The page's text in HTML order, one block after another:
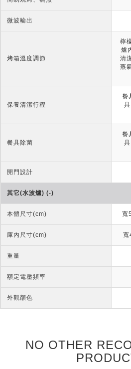
微波輸出
烤箱溫度調節
檸
爐
清
蒸
保養清潔行程
餐
餐具除菌
餐
開門設計
其它(水波爐) (-)
本體尺寸(cm) 寬
庫內尺寸(cm) 寬
重量
額定電壓頻率
外觀顏色
NO OTHER